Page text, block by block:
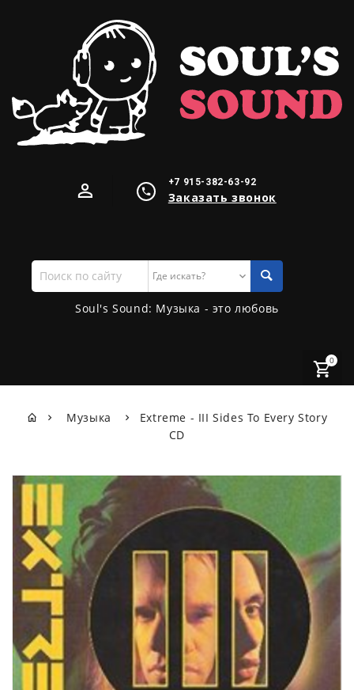
+7 915-382-63-92
Заказать звонок
Поиск
по
сайту
Soul's Sound: Музыка - это любовь
0
Музыка
Extreme - III Sides To Every Story
CD